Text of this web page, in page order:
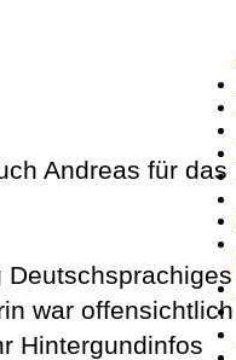
Andreas für das
war offensichtlich
Hintergundinfos